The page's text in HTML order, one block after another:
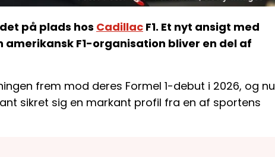
på plads hos Cadillac F1. Et nyt ansigt med
F1-organisation bliver en del af
frem mod deres Formel 1-debut i 2026, og nu
sikret sig en markant profil fra en af sportens